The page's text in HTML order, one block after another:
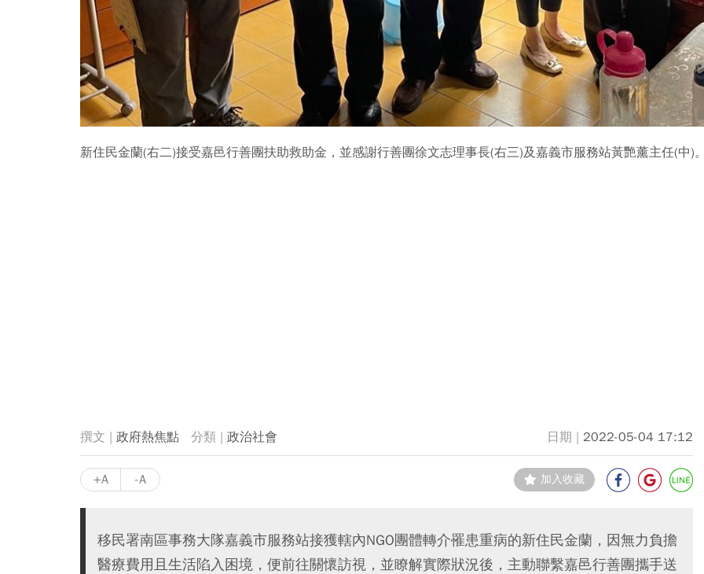
新住民金蘭(右二)接受嘉邑行善團扶助救助金，並感謝行善團徐文志理事長(右三)及嘉義市服務站黃艷薰主任(中)
政府熱焦點 政治社會 2022-05-04 17:12
+A -A 加入收藏
移民署南區事務大隊嘉義市服務站接獲轄內NGO團體轉介罹患重病的新住民金蘭，因無力負擔
醫療費用且生活陷入困境，便前往關懷訪視，並瞭解實際狀況後，主動聯繫嘉邑行善團攜手送